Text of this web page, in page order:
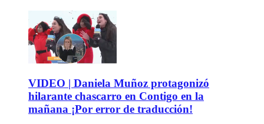
VIDEO | Daniela Muñoz protagonizó
hilarante chascarro en Contigo en la
mañana ¡Por error de traducción!